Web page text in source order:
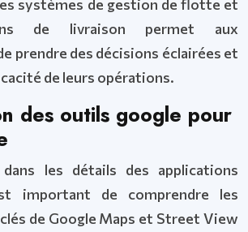
systèmes de gestion de flotte et
de livraison permet aux
prendre des décisions éclairées et
de leurs opérations.
des outils google pour
dans les détails des applications
important de comprendre les
de Google Maps et Street View